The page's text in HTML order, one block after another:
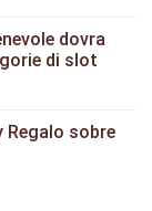
dovra
di slot
Regalo sobre